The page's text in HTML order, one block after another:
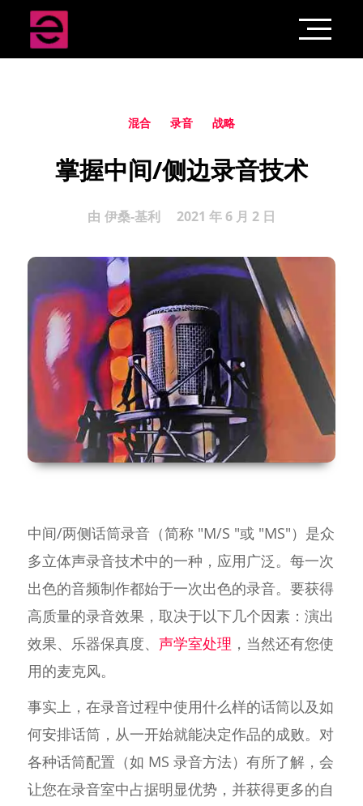
混合 录音 战略
掌握中间/侧边录音技术
由 伊桑-基利 2021 年 6 月 2 日
中间/两侧话筒录音（简称 "M/S "或 "MS"）是众
多立体声录音技术中的一种，应用广泛。每一次
出色的音频制作都始于一次出色的录音。要获得
高质量的录音效果，取决于以下几个因素：演出
效果、乐器保真度、 声学室处理 ，当然还有您使
用的麦克风。
事实上，在录音过程中使用什么样的话筒以及如
何安排话筒，从一开始就能决定作品的成败。对
各种话筒配置（如 MS 录音方法）有所了解，会
让您在录音室中占据明显优势，并获得更多的自